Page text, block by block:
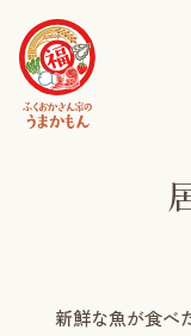
新鮮な魚が食べ